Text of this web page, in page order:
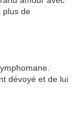
plus de
dévoyé et de lui